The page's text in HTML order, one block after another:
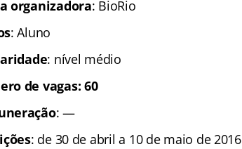
organizadora: BioRio
: Aluno
: nível médio
de vagas: 60
: —
: de 30 de abril a 10 de maio de 2016